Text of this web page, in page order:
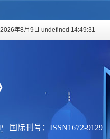
2026年8月9日 undefined 14:49:32
国际刊号：ISSN1672-9129